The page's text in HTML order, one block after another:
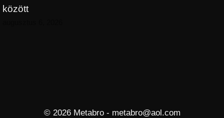
között
© 2026 Metabro - metabro@aol.com